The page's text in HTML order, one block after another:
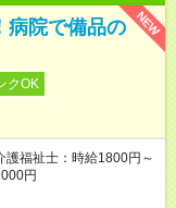
NEW
病院で備品の
クOK
福祉士：時給1800円～
円